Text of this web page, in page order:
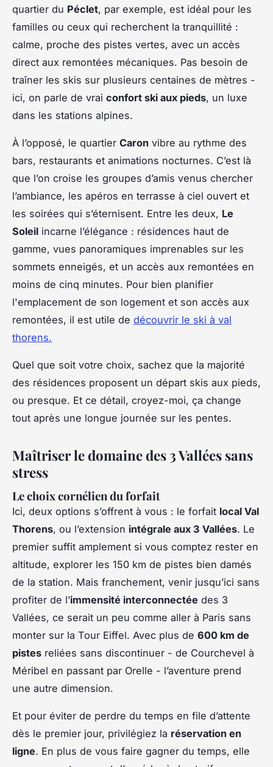
quartier du Péclet, par exemple, est idéal pour les
familles ou ceux qui recherchent la tranquillité :
calme, proche des pistes vertes, avec un accès
direct aux remontées mécaniques. Pas besoin de
traîner les skis sur plusieurs centaines de mètres -
ici, on parle de vrai confort ski aux pieds, un luxe
dans les stations alpines.
À l’opposé, le quartier Caron vibre au rythme des
bars, restaurants et animations nocturnes. C’est là
que l’on croise les groupes d’amis venus chercher
l’ambiance, les apéros en terrasse à ciel ouvert et
les soirées qui s’éternisent. Entre les deux, Le
Soleil incarne l’élégance : résidences haut de
gamme, vues panoramiques imprenables sur les
sommets enneigés, et un accès aux remontées en
moins de cinq minutes. Pour bien planifier
l'emplacement de son logement et son accès aux
remontées, il est utile de découvrir le ski à val
thorens.
Quel que soit votre choix, sachez que la majorité
des résidences proposent un départ skis aux pieds,
ou presque. Et ce détail, croyez-moi, ça change
tout après une longue journée sur les pentes.
Maîtriser le domaine des 3 Vallées sans
stress
Le choix cornélien du forfait
Ici, deux options s’offrent à vous : le forfait local Val
Thorens, ou l’extension intégrale aux 3 Vallées. Le
premier suffit amplement si vous comptez rester en
altitude, explorer les 150 km de pistes bien damés
de la station. Mais franchement, venir jusqu’ici sans
profiter de l’immensité interconnectée des 3
Vallées, ce serait un peu comme aller à Paris sans
monter sur la Tour Eiffel. Avec plus de 600 km de
pistes reliées sans discontinuer - de Courchevel à
Méribel en passant par Orelle - l’aventure prend
une autre dimension.
Et pour éviter de perdre du temps en file d’attente
dès le premier jour, privilégiez la réservation en
ligne. En plus de vous faire gagner du temps, elle